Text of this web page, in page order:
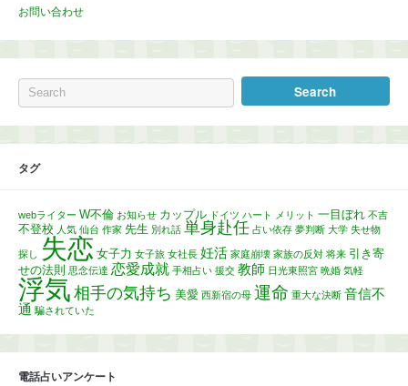
お問い合わせ
タグ
webライター W不倫 お知らせ カップル ドイツ ハート メリット 一目ぼれ 不吉
不登校 人気 仙台 作家 先生 別れ話 単身赴任 占い依存 夢判断 大学 失せ物
探し 失恋 女子力 女子旅 女社長 妊活 家庭崩壊 家族の反対 将来 引き寄
せの法則 思念伝達 恋愛成就 手相占い 援交 教師 日光東照宮 晩婚 気軽
浮気 相手の気持ち 美愛 西新宿の母 運命 重大な決断 音信不
通 騙されていた
電話占いアンケート